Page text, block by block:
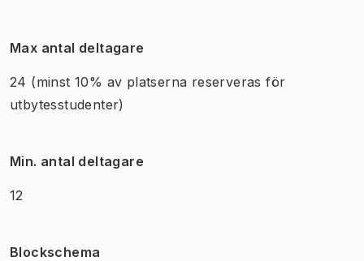
Max antal deltagare
24 (minst 10% av platserna reserveras för
utbytesstudenter)
Min. antal deltagare
12
Blockschema